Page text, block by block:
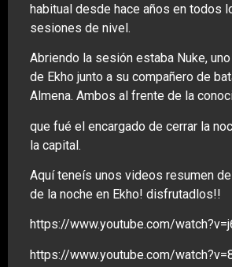
habitual desde hace años en todos
sesiones de nivel.
Abriendo la sesión estaba Nuke,
de Ekho junto a su compañero de
Almena. Ambos al frente de la
que fué el encargado de cerrar la
la capital.
Aquí teneís unos videos resumen
de la noche en Ekho! disfrutadlos!!
https://www.youtube.com/
https://www.youtube.com/